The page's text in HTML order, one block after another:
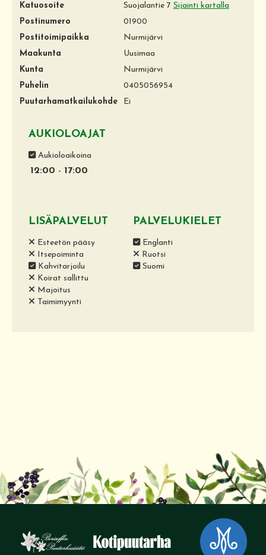
Katuosoite
Suojalantie 7 Sijainti kartalla
Postinumero
01900
Postitoimipaikka
Nurmijärvi
Maakunta
Uusimaa
Kunta
Nurmijärvi
Puhelin
0405056954
Puutarhamatkailukohde
Ei
AUKIOLOAJAT
Aukioloaikoina
12:00 - 17:00
LISÄPALVELUT
Esteetön pääsy
Itsepoiminta
Kahvitarjoilu
Koirat sallittu
Majoitus
Taimimyynti
PALVELUKIELET
Englanti
Ruotsi
Suomi